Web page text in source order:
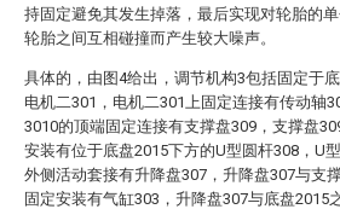
持固定避免其发生掉落，最后实现对轮胎的
轮胎之间互相碰撞而产生较大噪声。
具体的，由图4给出，调节机构3包括固定于
电机二301，电机二301上固定连接有传动轴
3010的顶端固定连接有支撑盘309，支撑盘
安装有位于底盘2015下方的U型圆杆308，U
外侧活动套接有升降盘307，升降盘307与支
固定安装有气缸303，升降盘307与底盘2015